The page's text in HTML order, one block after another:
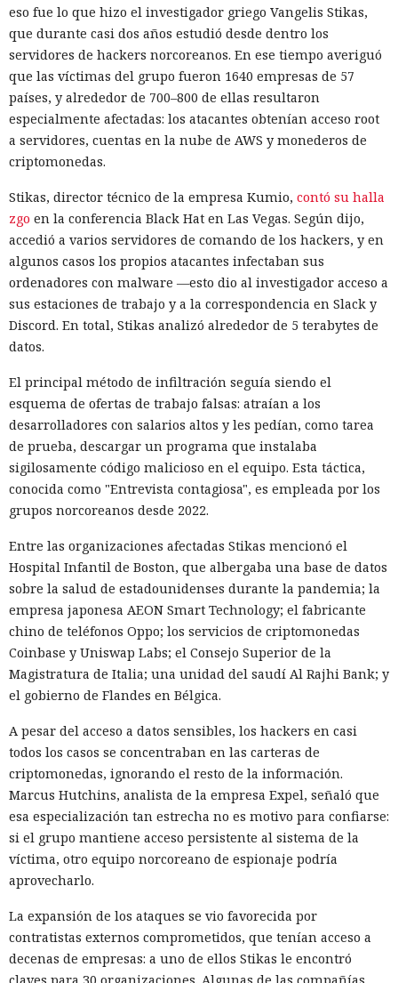
eso fue lo que hizo el investigador griego Vangelis Stikas,
que durante casi dos años estudió desde dentro los
servidores de hackers norcoreanos. En ese tiempo averiguó
que las víctimas del grupo fueron 1640 empresas de 57
países, y alrededor de 700–800 de ellas resultaron
especialmente afectadas: los atacantes obtenían acceso root
a servidores, cuentas en la nube de AWS y monederos de
criptomonedas.
Stikas, director técnico de la empresa Kumio, contó su halla
zgo en la conferencia Black Hat en Las Vegas. Según dijo,
accedió a varios servidores de comando de los hackers, y en
algunos casos los propios atacantes infectaban sus
ordenadores con malware —esto dio al investigador acceso a
sus estaciones de trabajo y a la correspondencia en Slack y
Discord. En total, Stikas analizó alrededor de 5 terabytes de
datos.
El principal método de infiltración seguía siendo el
esquema de ofertas de trabajo falsas: atraían a los
desarrolladores con salarios altos y les pedían, como tarea
de prueba, descargar un programa que instalaba
sigilosamente código malicioso en el equipo. Esta táctica,
conocida como "Entrevista contagiosa", es empleada por los
grupos norcoreanos desde 2022.
Entre las organizaciones afectadas Stikas mencionó el
Hospital Infantil de Boston, que albergaba una base de datos
sobre la salud de estadounidenses durante la pandemia; la
empresa japonesa AEON Smart Technology; el fabricante
chino de teléfonos Oppo; los servicios de criptomonedas
Coinbase y Uniswap Labs; el Consejo Superior de la
Magistratura de Italia; una unidad del saudí Al Rajhi Bank; y
el gobierno de Flandes en Bélgica.
A pesar del acceso a datos sensibles, los hackers en casi
todos los casos se concentraban en las carteras de
criptomonedas, ignorando el resto de la información.
Marcus Hutchins, analista de la empresa Expel, señaló que
esa especialización tan estrecha no es motivo para confiarse:
si el grupo mantiene acceso persistente al sistema de la
víctima, otro equipo norcoreano de espionaje podría
aprovecharlo.
La expansión de los ataques se vio favorecida por
contratistas externos comprometidos, que tenían acceso a
decenas de empresas: a uno de ellos Stikas le encontró